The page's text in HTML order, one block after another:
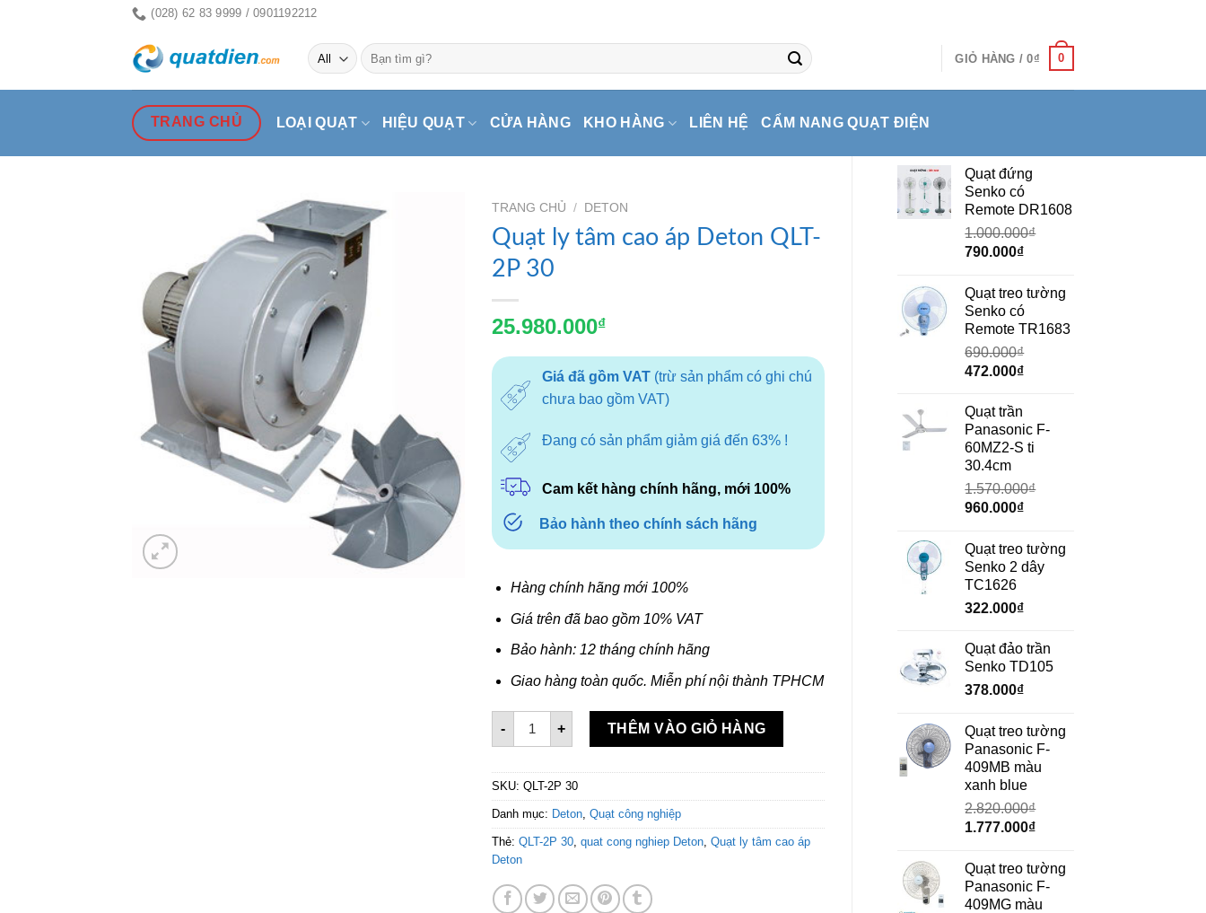
(028) 62 83 9999 / 0901192212
Tìm
kiếm:
GIỎ HÀNG /0₫ 0
TRANG CHỦ LOẠI QUẠT HIỆU QUẠT CỬA HÀNG KHO HÀNG LIÊN HỆ CẨM NANG QUẠT ĐIỆN
Quạt đứng
Senko có
Remote DR1608
1.000.000₫
Giá
là:
1.000.000₫.
790.000₫Giá
tại
là:
790.000₫.
Quạt treo tường
Senko có
Remote TR1683
690.000₫
Giá
là:
690.000₫.
472.000₫Giá
là:
472.000₫.
Quạt trần
Panasonic F-
60MZ2-S ti
30.4cm
1.570.000₫
Giá
là:
1.570.000₫.
960.000₫Giá
tại
là:
Quạt treo tường
Senko 2 dây
TC1626
322.000₫
Quạt đảo trần
Senko TD105
378.000₫
Quạt treo tường
Panasonic F-
409MB màu
xanh blue
2.820.000₫
Giá
là:
2.820.000₫.
1.777.000₫Giá
tại
là:
1.777.000₫.
Quạt treo tường
Panasonic F-
409MG màu
TRANG CHỦ / DETON
Quạt ly tâm cao áp Deton QLT-
2P 30
25.980.000₫
Giá đã gồm VAT(trừ sản phẩm có ghi chú
chưa bao gồm VAT)
Đang có sản phẩm giảm giá đến 63% !
Cam kết hàng chính hãng, mới 100%
Bảo hành theo chính sách hãng
Hàng chính hãng mới 100%
Giá trên đã bao gồm 10% VAT
Bảo hành: 12 tháng chính hãng
Giao hàng toàn quốc. Miễn phí nội thành TPHCM
-
Quạt ly tâm cao áp Deton QLT-2P 30 số lượng
+ THÊM VÀO GIỎ HÀNG
SKU: QLT-2P 30
Danh mục: Deton, Quạt công nghiệp
Thẻ: QLT-2P 30, quat cong nghiep Deton, Quạt ly tâm cao áp
Deton